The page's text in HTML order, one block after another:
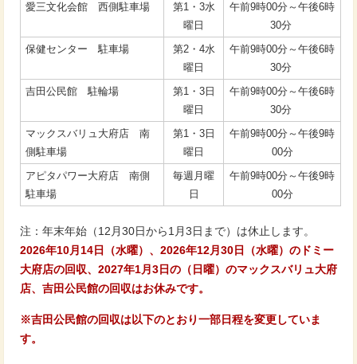
愛三文化会館 西側駐車場
第1・3水
曜日
午前9時00分～午後6時
30分
保健センター 駐車場
第2・4水
曜日
午前9時00分～午後6時
30分
吉田公民館 駐輪場
第1・3日
曜日
午前9時00分～午後6時
30分
マックスバリュ大府店 南
側駐車場
第1・3日
曜日
午前9時00分～午後9時
00分
アピタパワー大府店 南側
駐車場
毎週月曜
日
午前9時00分～午後9時
00分
注：年末年始（12月30日から1月3日まで）は休止します。
2026年10月14日（水曜）、2026年12月30日（水曜）のドミー
大府店の回収、2027年1月3日の（日曜）のマックスバリュ大府
店、吉田公民館の回収はお休みです。
※吉田公民館の回収は以下のとおり一部日程を変更していま
す。